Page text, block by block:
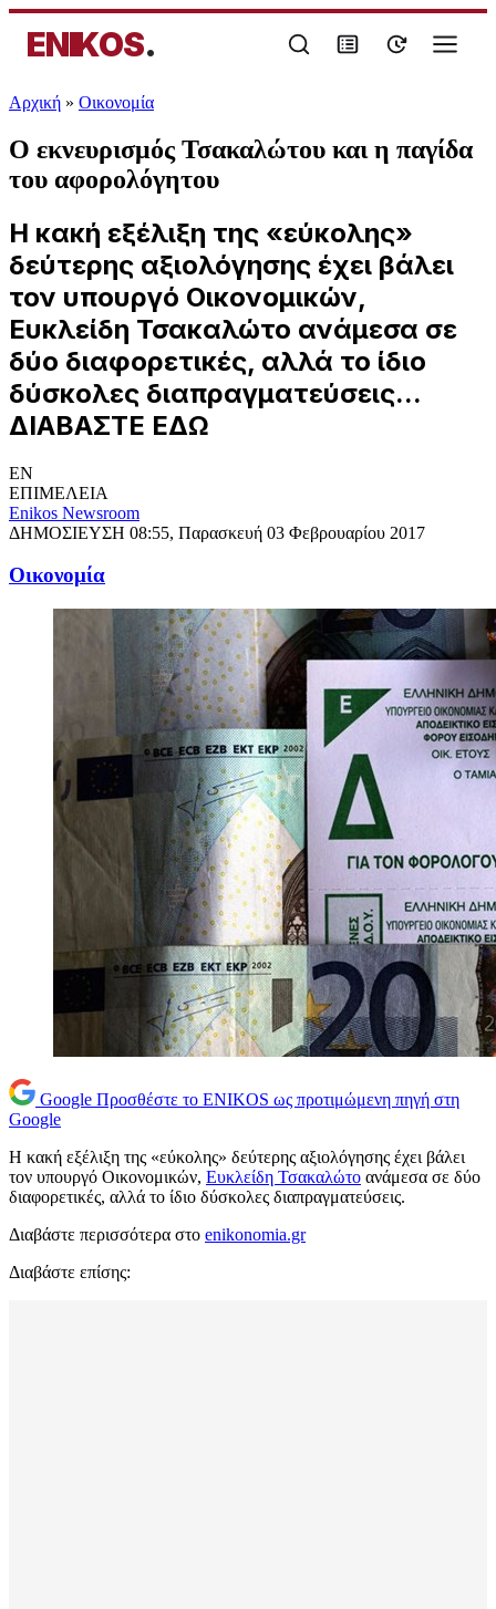
ENIKOS.
Αρχική » Oικονομία
Ο εκνευρισμός Τσακαλώτου και η παγίδα
του αφορολόγητου
Η κακή εξέλιξη της «εύκολης»
δεύτερης αξιολόγησης έχει βάλει
τον υπουργό Οικονομικών,
Ευκλείδη Τσακαλώτο ανάμεσα σε
δύο διαφορετικές, αλλά το ίδιο
δύσκολες διαπραγματεύσεις...
ΔΙΑΒΑΣΤΕ ΕΔΩ
EN
ΕΠΙΜΕΛΕΙΑ
Enikos Newsroom
ΔΗΜΟΣΙΕΥΣΗ 08:55, Παρασκευή 03 Φεβρουαρίου 2017
Oικονομία
Google Προσθέστε το ENIKOS ως προτιμώμενη πηγή στη
Google
Η κακή εξέλιξη της «εύκολης» δεύτερης αξιολόγησης έχει βάλει
τον υπουργό Οικονομικών, Ευκλείδη Τσακαλώτο ανάμεσα σε δύο
διαφορετικές, αλλά το ίδιο δύσκολες διαπραγματεύσεις.
Διαβάστε περισσότερα στο enikonomia.gr
Διαβάστε επίσης: